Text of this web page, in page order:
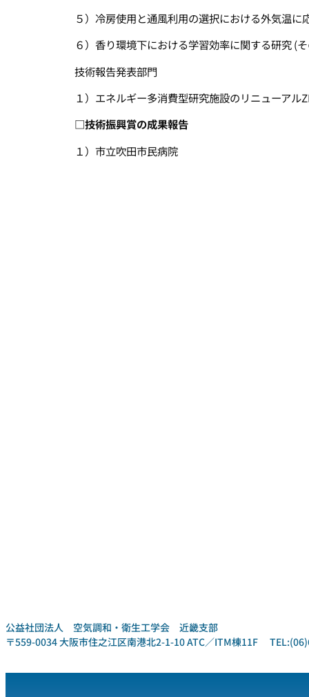
５）冷房使用と通風利用の選択における外気温に
６）香り環境下における学習効率に関する研究 (
技術報告発表部門
１）エネルギー多消費型研究施設のリニューアル
□技術振興賞の成果報告
１）市立吹田市民病院
公益社団法人 空気調和・衛生工学会 近畿支部
〒559-0034 大阪市住之江区南港北2-1-10 ATC／ITM棟11F